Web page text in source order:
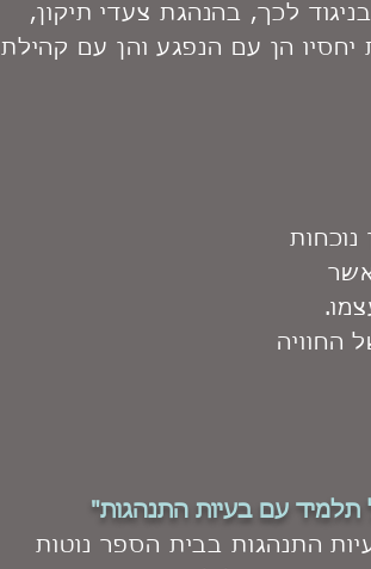
לכך, בהנהגת צעדי תיקון,
הן עם הנפגע והן עם קהילת
החוויה
תלמיד עם בעיות התנהגות"
התנהגות בבית הספר נוטות